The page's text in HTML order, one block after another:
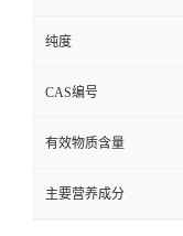
纯度
CAS编号
有效物质含量
主要营养成分